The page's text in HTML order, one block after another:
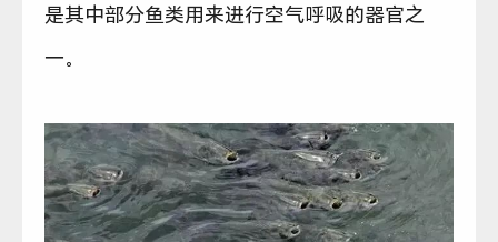
是其中部分鱼类用来进行空气呼吸的器官之
一。